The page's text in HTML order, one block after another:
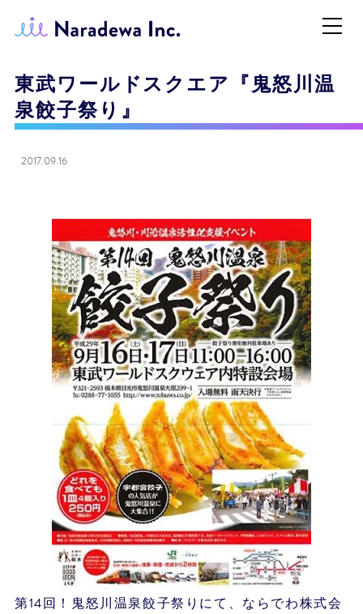
東武ワールドスクエア『鬼怒川温
泉餃子祭り』
2017.09.16
第14回！鬼怒川温泉餃子祭りにて、ならでわ株式会